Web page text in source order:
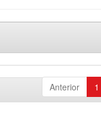
Anterior 1